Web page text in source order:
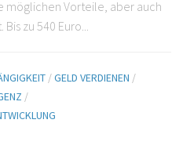
möglichen Vorteile, aber auch
zu 540 Euro...
/GELD VERDIENEN /
/